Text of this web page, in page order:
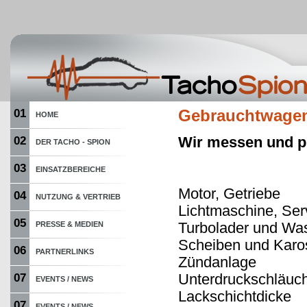
01 HOME
02 DER TACHO - SPION
03 EINSATZBEREICHE
04 NUTZUNG & VERTRIEB
05 PRESSE & MEDIEN
06 PARTNERLINKS
07 EVENTS / NEWS
Wir messen und
Motor, Getriebe
Lichtmaschine,
Turbolader und
Scheiben und
Zündanlage
Lackschichtdicke